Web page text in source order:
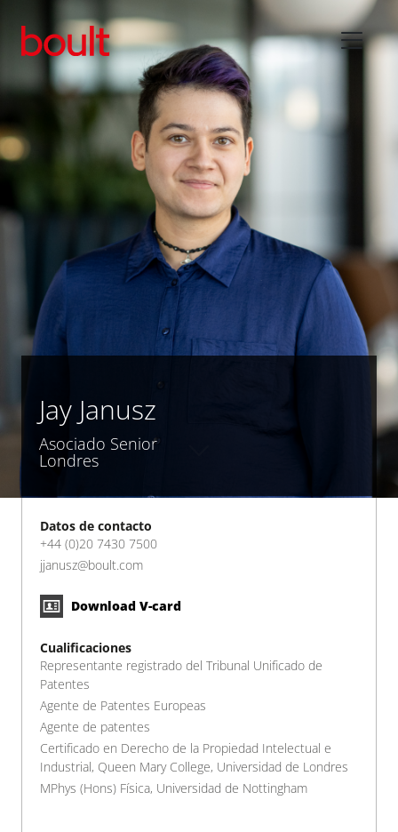
Jay Janusz
Asociado Senior
Londres
Datos de contacto
+44 (0)20 7430 7500
jjanusz@boult.com
Download V-card
Cualificaciones
Representante registrado del Tribunal Unificado de
Patentes
Agente de Patentes Europeas
Agente de patentes
Certificado en Derecho de la Propiedad Intelectual e
Industrial, Queen Mary College, Universidad de Londres
MPhys (Hons) Física, Universidad de Nottingham